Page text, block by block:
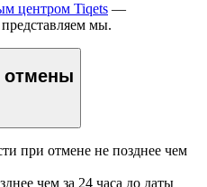
центром Tiqets —
мы.
отмены
при отмене не позднее чем
чем за 24 часа до даты